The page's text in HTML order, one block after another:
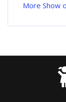
More Show